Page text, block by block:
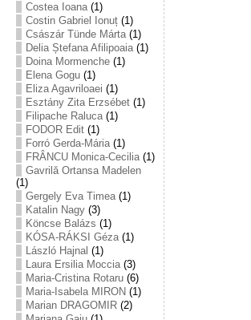
Costea Ioana(1)
Costin Gabriel Ionuț(1)
Császár Tünde Márta(1)
Delia Ștefana Afilipoaia(1)
Doina Mormenche(1)
Elena Gogu(1)
Eliza Agavriloaei (1)
Esztány Zita Erzsébet(1)
Filipache Raluca(1)
FODOR Edit(1)
Forró Gerda-Mária(1)
FRÂNCU Monica-Cecilia(1)
Gavrilă Ortansa Madelen
(1)
Gergely Eva Timea(1)
Katalin Nagy(3)
Köncse Balázs (1)
KÓSA-RÁKSI Géza(1)
László Hajnal (1)
Laura Ersilia Moccia(3)
Maria-Cristina Rotaru(6)
Maria-Isabela MIRON (1)
Marian DRAGOMIR(2)